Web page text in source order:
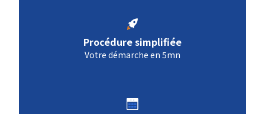
Procédure simplifiée
Votre démarche en 5mn